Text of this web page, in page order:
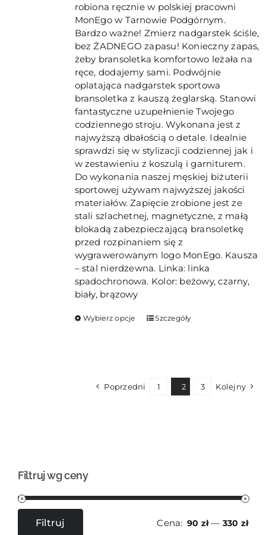
robiona ręcznie w polskiej pracowni
MonEgo w Tarnowie Podgórnym.
Bardzo ważne! Zmierz nadgarstek ściśle,
bez ŻADNEGO zapasu! Konieczny zapas,
żeby bransoletka komfortowo leżała na
ręce, dodajemy sami. Podwójnie
oplatająca nadgarstek sportowa
bransoletka z kauszą żeglarską. Stanowi
fantastyczne uzupełnienie Twojego
codziennego stroju. Wykonana jest z
najwyższą dbałością o detale. Idealnie
sprawdzi się w stylizacji codziennej jak i
w zestawieniu z koszulą i garniturem.
Do wykonania naszej męskiej biżuterii
sportowej używam najwyższej jakości
materiałów. Zapięcie zrobione jest ze
stali szlachetnej, magnetyczne, z małą
blokadą zabezpieczającą bransoletkę
przed rozpinaniem się z
wygrawerowanym logo MonEgo. Kausza
– stal nierdzewna. Linka: linka
spadochronowa. Kolor: beżowy, czarny,
biały, brązowy
Wybierz opcje
Ten
Opcje
można
Szczegóły
Poprzedni 1 2 3 Kolejny
Filtruj wg ceny
Cena
CenaFiltruj Cena: 90 zł— 330 zł